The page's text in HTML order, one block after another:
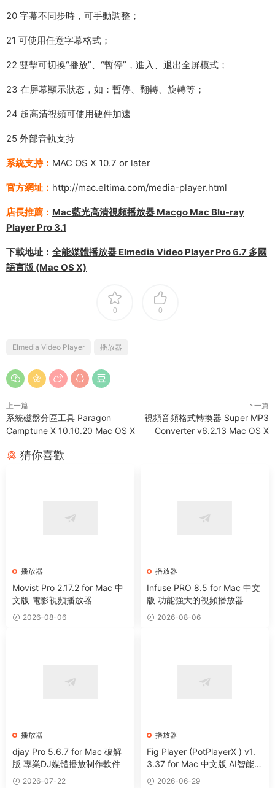
20 字幕不同步時，可手動調整；
21 可使用任意字幕格式；
22 雙擊可切換“播放”、“暫停”，進入、退出全屏模式；
23 在屏幕顯示狀态，如：暫停、翻轉、旋轉等；
24 超高清視頻可使用硬件加速
25 外部音軌支持
系統支持： MAC OS X 10.7 or later
官方網址： http://mac.eltima.com/media-player.html
店長推薦： Mac藍光高清視頻播放器 Macgo Mac Blu-ray
Player Pro 3.1
下載地址： 全能媒體播放器 Elmedia Video Player Pro 6.7 多國
語言版 (Mac OS X)
0 0
Elmedia Video Player 播放器
上一篇
系統磁盤分區工具 Paragon
Camptune X 10.10.20 Mac OS X
下一篇
視頻音頻格式轉換器 Super MP3
Converter v6.2.13 Mac OS X
猜你喜歡
播放器
Movist Pro 2.17.2 for Mac 中
文版 電影視頻播放器
2026-08-06
播放器
Infuse PRO 8.5 for Mac 中文
版 功能強大的視頻播放器
2026-08-06
播放器
djay Pro 5.6.7 for Mac 破解
版 專業DJ媒體播放制作軟件
2026-07-22
播放器
Fig Player (PotPlayerX ) v1.
3.37 for Mac 中文版 AI智能多
媒體播放器
2026-06-29